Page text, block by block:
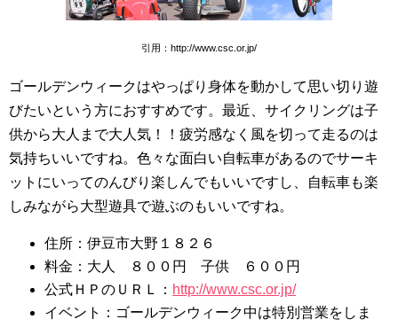
引用：http://www.csc.or.jp/
ゴールデンウィークはやっぱり身体を動かして思い切り遊
びたいという方におすすめです。最近、サイクリングは子
供から大人まで大人気！！疲労感なく風を切って走るのは
気持ちいいですね。色々な面白い自転車があるのでサーキ
ットにいってのんびり楽しんでもいいですし、自転車も楽
しみながら大型遊具で遊ぶのもいいですね。
住所：伊豆市大野１８２６
料金：大人 ８００円 子供 ６００円
公式ＨＰのＵＲＬ： http://www.csc.or.jp/
イベント：ゴールデンウィーク中は特別営業をしま